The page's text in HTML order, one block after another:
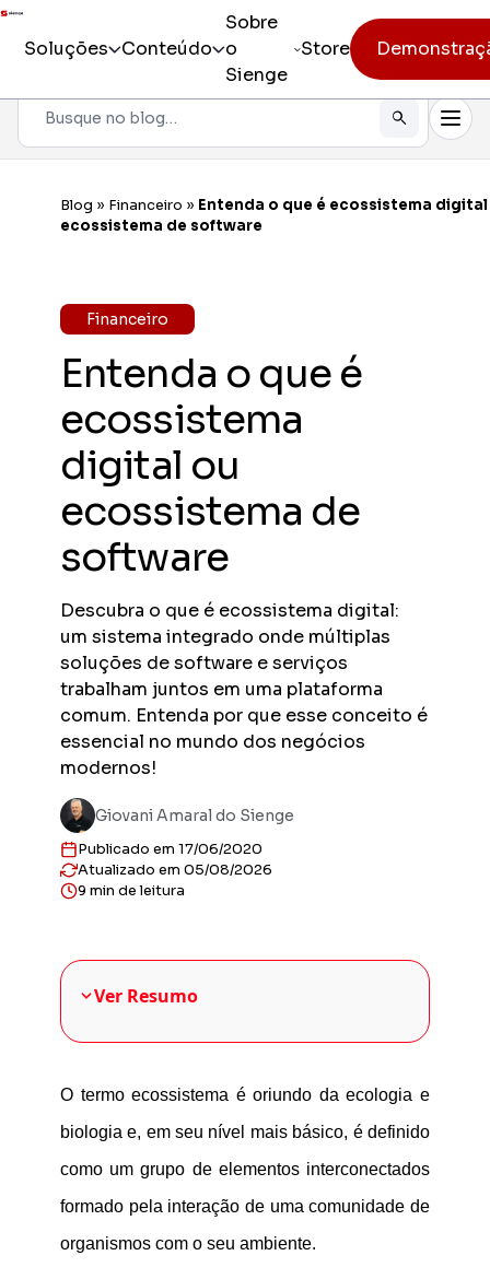
Soluções Conteúdo
Sobre
o
Sienge
Store
Todos os produtos
Incorporação
Obra
Pós-vendas
Pesquisar
Blog » Financeiro » Entenda o que é ecossistema
ecossistema de software
Financeiro
Entenda o que é
ecossistema
digital ou
ecossistema de
software
Descubra o que é ecossistema digital:
um sistema integrado onde múltiplas
soluções de software e serviços
trabalham juntos em uma plataforma
comum. Entenda por que esse conceito é
essencial no mundo dos negócios
modernos!
Giovani Amaral do Sienge
Publicado em 17/06/2020
Atualizado em 05/08/2026
9 min de leitura
Ver Resumo
O termo ecossistema é oriundo da ecologia e
biologia e, em seu nível mais básico, é definido
como um grupo de elementos interconectados
formado pela interação de uma comunidade de
organismos com o seu ambiente.